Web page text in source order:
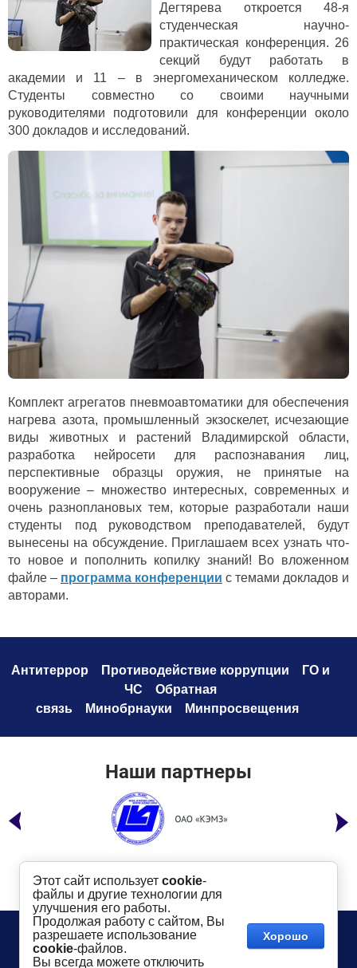
Дегтярева откроется 48-я
студенческая научно-
практическая конференция. 26
секций будут работать в
академии и 11 – в энергомеханическом колледже.
Студенты совместно со своими научными
руководителями подготовили для конференции около
300 докладов и исследований.
Комплект агрегатов пневмоавтоматики для обеспечения
нагрева азота, промышленный экзоскелет, исчезающие
виды животных и растений Владимирской области,
разработка нейросети для распознавания лиц,
перспективные образцы оружия, не принятые на
вооружение – множество интересных, современных и
очень разноплановых тем, которые разработали наши
студенты под руководством преподавателей, будут
вынесены на обсуждение. Приглашаем всех узнать что-
то новое и пополнить копилку знаний! Во вложенном
файле – программа конференции с темами докладов и
авторами.
Антитеррор Противодействие коррупции
ГО и
ЧС
Обратная
связь
Минобрнауки Минпросвещения
Наши партнеры
Телефон:8 (49232) 6-96-00
Адрес: г. Ковров, ул. Маяковского, 19
Показать на карте
Сайт создан в:
megagroup.ru
Этот сайт использует cookie-
файлы и другие технологии для
улучшения его работы.
Продолжая работу с сайтом, Вы
разрешаете использование
cookie-файлов.
Вы всегда можете отключить
Хорошо